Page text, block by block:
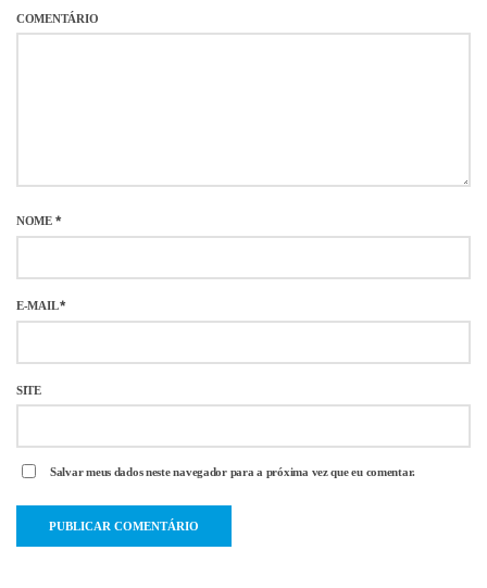
COMENTÁRIO
NOME *
E-MAIL*
SITE
Salvar meus dados neste navegador para a próxima vez que eu comentar.